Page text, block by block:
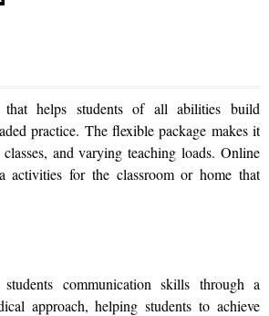
that helps students of all abilities build
practice. The flexible package makes it
and varying teaching loads. Online
activities for the classroom or home that
communication skills through a
approach, helping students to achieve